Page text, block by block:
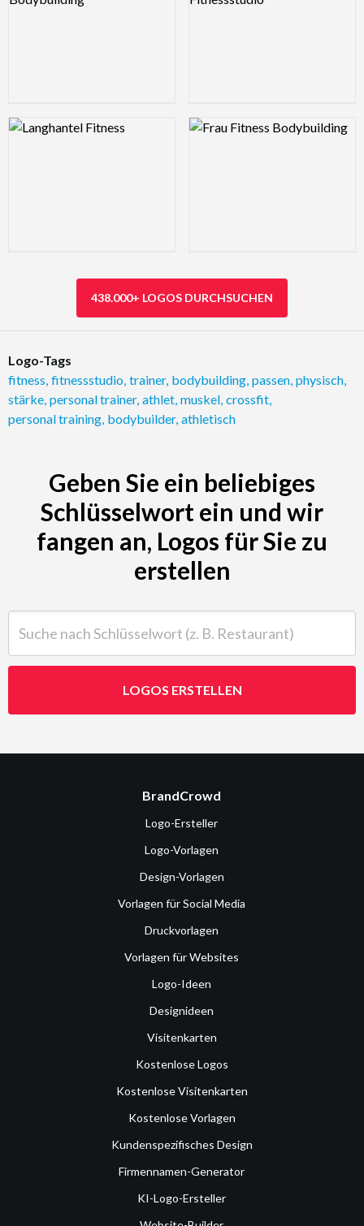
Logo Preview Image Logo Preview Image
438.000+ LOGOS DURCHSUCHEN
Logo-Tags
fitness fitnessstudio trainer, bodybuilding passen physisch
stärke personal trainer, athlet muskel crossfit
personal training bodybuilder, athletisch
Geben Sie ein beliebiges
Schlüsselwort ein und wir
fangen an, Logos für Sie zu
erstellen
LOGOS ERSTELLEN
BrandCrowd
Logo-Ersteller
Logo-Vorlagen
Design-Vorlagen
Vorlagen für Social Media
Druckvorlagen
Vorlagen für Websites
Logo-Ideen
Designideen
Visitenkarten
Kostenlose Logos
Kostenlose Visitenkarten
Kostenlose Vorlagen
Kundenspezifisches Design
Firmennamen-Generator
KI-Logo-Ersteller